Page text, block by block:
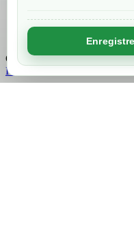
Chargement...
Retour en haut